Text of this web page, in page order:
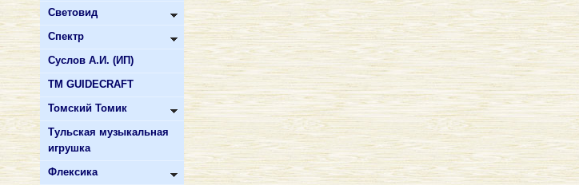
Световид
Спектр
Суслов А.И. (ИП)
ТМ GUIDECRAFT
Томский Томик
Тульская музыкальная
игрушка
Флексика